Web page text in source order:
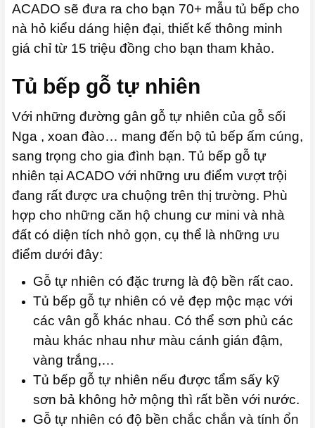
ACADO sẽ đưa ra cho bạn 70+ mẫu tủ bếp cho
nà hỏ kiểu dáng hiện đại, thiết kế thông minh
giá chỉ từ 15 triệu đồng cho bạn tham khảo.
Tủ bếp gỗ tự nhiên
Với những đường gân gỗ tự nhiên của gỗ sối
Nga , xoan đào… mang đến bộ tủ bếp ấm cúng,
sang trọng cho gia đình bạn. Tủ bếp gỗ tự
nhiên tại ACADO với những ưu điểm vượt trội
đang rất được ưa chuộng trên thị trường. Phù
hợp cho những căn hộ chung cư mini và nhà
đất có diện tích nhỏ gọn, cụ thể là những ưu
điểm dưới đây:
Gỗ tự nhiên có đặc trưng là độ bền rất cao.
Tủ bếp gỗ tự nhiên có vẻ đẹp mộc mạc với
các vân gỗ khác nhau. Có thể sơn phủ các
màu khác nhau như màu cánh gián đậm,
vàng trắng,…
Tủ bếp gỗ tự nhiên nếu được tẩm sấy kỹ
sơn bả không hở mộng thì rất bền với nước.
Gỗ tự nhiên có độ bền chắc chắn và tính ổn